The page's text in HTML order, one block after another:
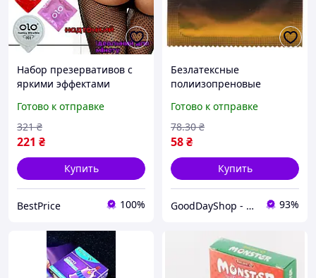
Набор презервативов с
яркими эффектами
Новые яркие ощущения
Готово к отправке
221 ₴
321 ₴
Купить
BestPrice 100%
Безлатексные
полиизопреновые
Passion Daiquiri, для
ярких интимных
ощущений
Готово к отправке
58₴
78.30 ₴
Купить
GoodDayShop - Онлайн магазин различных товаров 93%